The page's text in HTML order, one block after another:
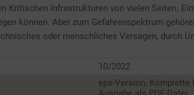
Kritischen Infrastrukturen von vielen Seiten.
können. Aber zum Gefahrenspektrum
oder menschliches Versagen, durch
10/2022
eps-Version, Komplette